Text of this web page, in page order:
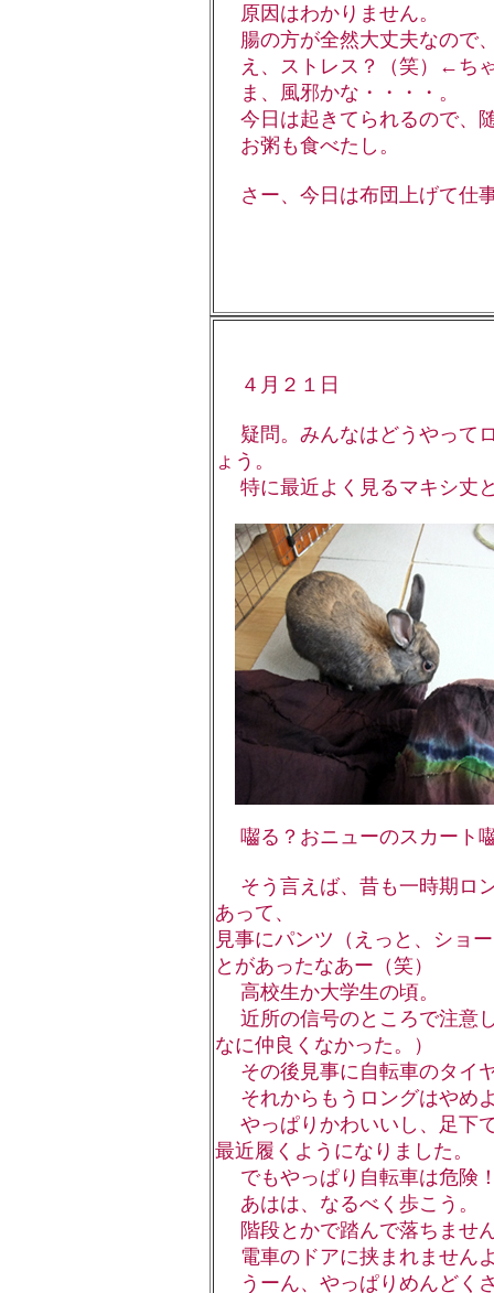
原因はわかりません。
腸の方が全然大丈夫なので
え、ストレス？（笑）←ち
ま、風邪かな・・・・。
今日は起きてられるので、
お粥も食べたし。
さー、今日は布団上げて仕
４月２１日
疑問。みんなはどうやって
ょう。
特に最近よく見るマキシ丈
囓る？おニューのスカート
そう言えば、昔も一時期ロ
あって、
見事にパンツ（えっと、ショ
とがあったなあー（笑）
高校生か大学生の頃。
近所の信号のところで注意
なに仲良くなかった。）
その後見事に自転車のタイ
それからもうロングはやめ
やっぱりかわいいし、足下
最近履くようになりました。
でもやっぱり自転車は危険
あはは、なるべく歩こう。
階段とかで踏んで落ちませ
電車のドアに挟まれません
うーん、やっぱりめんどく